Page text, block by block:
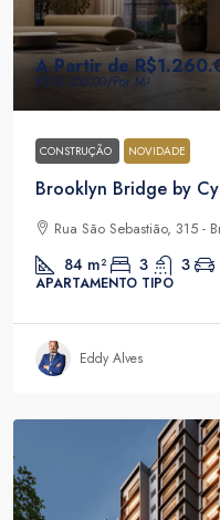
A Partir de
R$15.000,00/Por M²
CONSTRUÇÃO NOVIDADE
Brooklyn Bridge by
Rua São Sebastião, 315 -
84 m² 3 3
APARTAMENTO TIPO
Eddy Alves